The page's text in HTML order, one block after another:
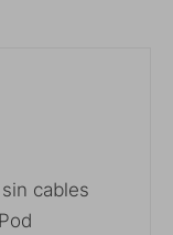
cables